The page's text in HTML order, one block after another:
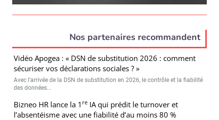
Nos partenaires recommandent
Vidéo Apogea : « DSN de substitution 2026 : comment
sécuriser vos déclarations sociales ? »
Avec l’arrivée de la DSN de substitution en 2026, le contrôle et la fiabilité
des données...
Bizneo HR lance la 1 re IA qui prédit le turnover et
l’absentéisme avec une fiabilité d’au moins 80 %